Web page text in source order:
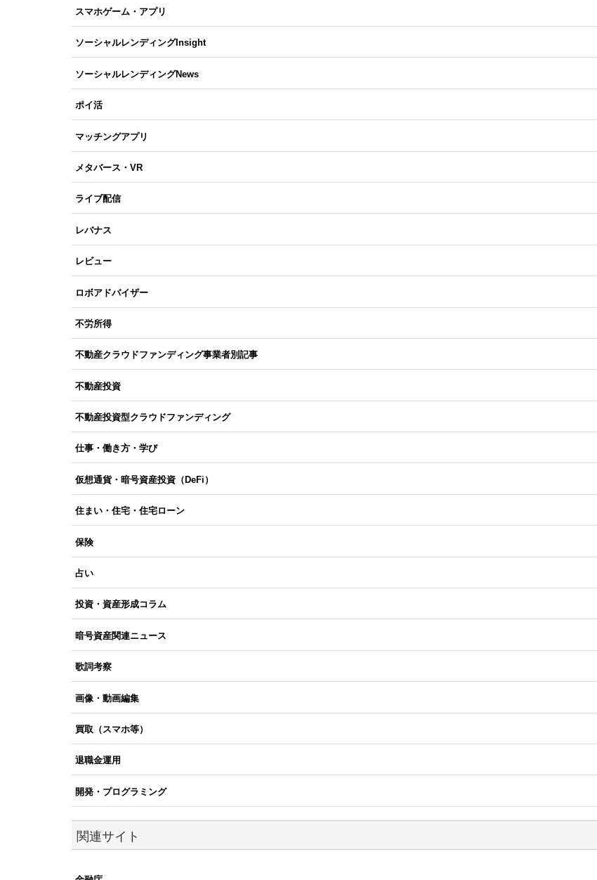
スマホゲーム・アプリ
ソーシャルレンディングInsight
ソーシャルレンディングNews
ポイ活
マッチングアプリ
メタバース・VR
ライブ配信
レバナス
レビュー
ロボアドバイザー
不労所得
不動産クラウドファンディング事業者別記事
不動産投資
不動産投資型クラウドファンディング
仕事・働き方・学び
仮想通貨・暗号資産投資（DeFi）
住まい・住宅・住宅ローン
保険
占い
投資・資産形成コラム
暗号資産関連ニュース
歌詞考察
画像・動画編集
買取（スマホ等）
退職金運用
開発・プログラミング
関連サイト